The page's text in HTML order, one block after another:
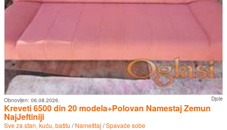
Djole
Obnovljen: 06.08.2026.
Kreveti 6500 din 20 modela+Polovan Namestaj Zemun
NajJeftiniji
Sve za stan, kuću, baštu /Nameštaj /Spavaće sobe